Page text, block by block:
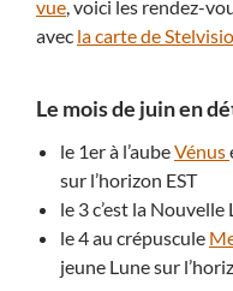
vue, voici les rendez-
avec la carte de
Le mois de juin en
le 1er à l’aubeVénus
sur l’horizon EST
le 3 c’est la Nouvelle
le 4 au crépuscule
jeune Lune sur